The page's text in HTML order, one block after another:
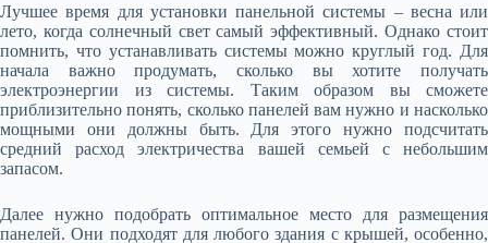
Лучшее время для установки панельной системы – весна или
лето, когда солнечный свет самый эффективный. Однако стоит
помнить, что устанавливать системы можно круглый год. Для
начала важно продумать, сколько вы хотите получать
электроэнергии из системы. Таким образом вы сможете
приблизительно понять, сколько панелей вам нужно и насколько
мощными они должны быть. Для этого нужно подсчитать
средний расход электричества вашей семьей с небольшим
запасом.
Далее нужно подобрать оптимальное место для размещения
панелей. Они подходят для любого здания с крышей, особенно,